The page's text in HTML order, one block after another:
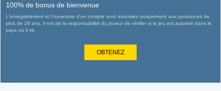
100% de bonus de bienvenue
L'enregistrement et l'ouverture d'un compte sont autorisés uniquement aux personnes de
plus de 18 ans. Il est de la responsabilité du joueur de vérifier si le jeu est autorisé dans le
pays où il vit.
OBTENEZ